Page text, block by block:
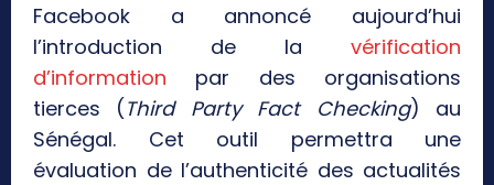
Facebook a annoncé aujourd’hui
l’introduction de la vérification
d’information par des organisations
tierces (Third Party Fact Checking) au
Sénégal. Cet outil permettra une
évaluation de l’authenticité des actualités